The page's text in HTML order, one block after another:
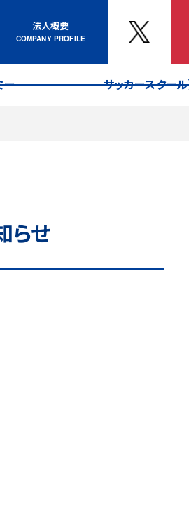
法人概要
ー サッカースクール
らせ